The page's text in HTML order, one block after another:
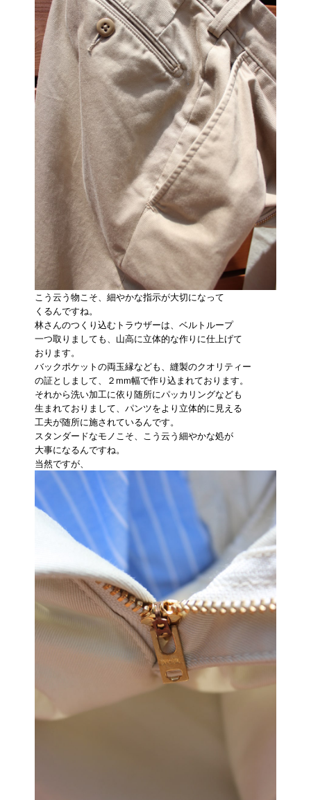
こう云う物こそ、細やかな指示が大切になって
くるんですね。
林さんのつくり込むトラウザーは、ベルトループ
一つ取りましても、山高に立体的な作りに仕上げて
おります。
バックポケットの両玉縁なども、縫製のクオリティー
の証としまして、２mm幅で作り込まれております。
それから洗い加工に依り随所にパッカリングなども
生まれておりまして、パンツをより立体的に見える
工夫が随所に施されているんです。
スタンダードなモノこそ、こう云う細やかな処が
大事になるんですね。
当然ですが、